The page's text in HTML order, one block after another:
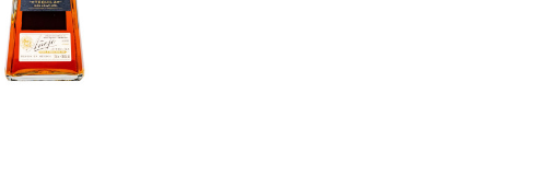
In den Korb